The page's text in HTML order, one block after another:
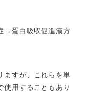
→蛋白吸収促進漢方
ますが、これらを単
使用することもあり